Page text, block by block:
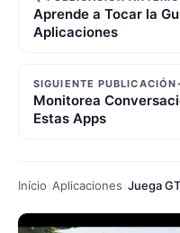
Aprende a Tocar la
Aplicaciones
SIGUIENTE PUBLICACIÓN
Monitorea
Estas Apps
Início Aplicaciones